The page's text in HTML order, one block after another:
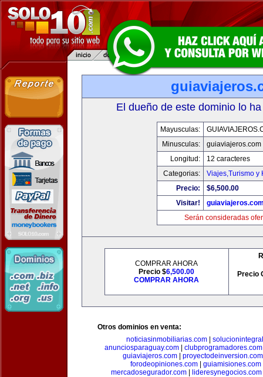
El dueño de este dominio lo
Mayusculas:
Minusculas:
guiaviajeros.com
Longitud:
12 caracteres
Categorias:
Viajes,Turismo y
Precio:
$6,500.00
Visitar!
Serán consideradas
COMPRAR AHORA
Precio $6,500.00
COMPRAR AHORA
Precio
Otros dominios en venta:
noticiasinmobiliarias.com
anunciosparaguay.com
clubprogramadores.com
guiaviajeros.com| proyectodeinversion.com
forodeopiniones.com
guiamisiones.com
mercadosegurador.com
lideresynegocios.com